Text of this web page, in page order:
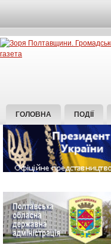
ГОЛОВНА ПОДІЇ